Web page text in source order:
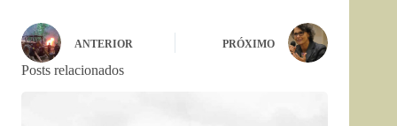
ANTERIOR PRÓXIMO
Posts relacionados